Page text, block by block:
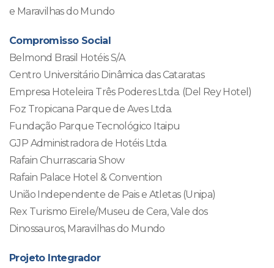
e Maravilhas do Mundo
Compromisso Social
Belmond Brasil Hotéis S/A
Centro Universitário Dinâmica das Cataratas
Empresa Hoteleira Três Poderes Ltda. (Del Rey Hotel)
Foz Tropicana Parque de Aves Ltda.
Fundação Parque Tecnológico Itaipu
GJP Administradora de Hotéis Ltda.
Rafain Churrascaria Show
Rafain Palace Hotel & Convention
União Independente de Pais e Atletas (Unipa)
Rex Turismo Eirele/Museu de Cera, Vale dos
Dinossauros, Maravilhas do Mundo
Projeto Integrador